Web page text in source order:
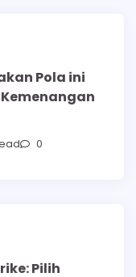
Pola ini
0
Pilih